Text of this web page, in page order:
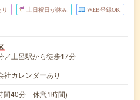
土日祝日が休み WEB登録OK
／土呂駅から徒歩17分
カレンダーあり
間40分 休憩1時間)